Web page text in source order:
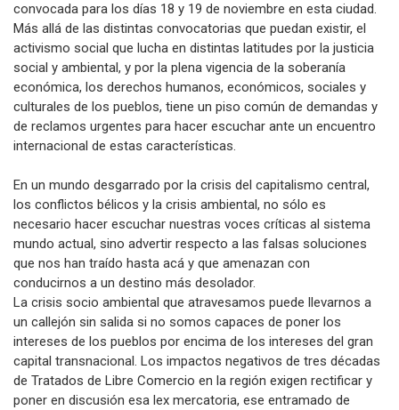
convocada para los días 18 y 19 de noviembre en esta ciudad.
Más allá de las distintas convocatorias que puedan existir, el
activismo social que lucha en distintas latitudes por la justicia
social y ambiental, y por la plena vigencia de la soberanía
económica, los derechos humanos, económicos, sociales y
culturales de los pueblos, tiene un piso común de demandas y
de reclamos urgentes para hacer escuchar ante un encuentro
internacional de estas características.
En un mundo desgarrado por la crisis del capitalismo central,
los conflictos bélicos y la crisis ambiental, no sólo es
necesario hacer escuchar nuestras voces críticas al sistema
mundo actual, sino advertir respecto a las falsas soluciones
que nos han traído hasta acá y que amenazan con
conducirnos a un destino más desolador.
La crisis socio ambiental que atravesamos puede llevarnos a
un callejón sin salida si no somos capaces de poner los
intereses de los pueblos por encima de los intereses del gran
capital transnacional. Los impactos negativos de tres décadas
de Tratados de Libre Comercio en la región exigen rectificar y
poner en discusión esa lex mercatoria, ese entramado de